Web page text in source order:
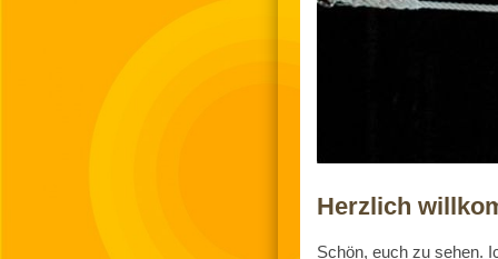
Herzlich
Schön, euch zu sehen.